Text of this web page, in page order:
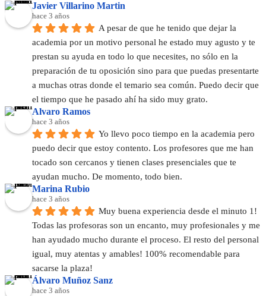
Javier Villarino Martin
hace 3 años
A pesar de que he tenido que dejar la
academia por un motivo personal he estado muy agusto y te
prestan su ayuda en todo lo que necesites, no sólo en la
preparación de tu oposición sino para que puedas presentarte
a muchas otras donde el temario sea común. Puedo decir que
el tiempo que he pasado ahí ha sido muy grato.
Alvaro Ramos
hace 3 años
Yo llevo poco tiempo en la academia pero
puedo decir que estoy contento. Los profesores que me han
tocado son cercanos y tienen clases presenciales que te
ayudan mucho. De momento, todo bien.
Marina Rubio
hace 3 años
Muy buena experiencia desde el minuto 1!
Todas las profesoras son un encanto, muy profesionales y me
han ayudado mucho durante el proceso. El resto del personal
igual, muy atentas y amables! 100% recomendable para
sacarse la plaza!
Álvaro Muñoz Sanz
hace 3 años